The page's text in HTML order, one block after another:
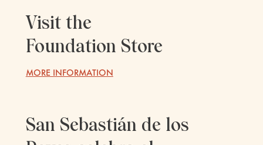
Visit the
Foundation Store
MORE INFORMATION
San Sebastián de los